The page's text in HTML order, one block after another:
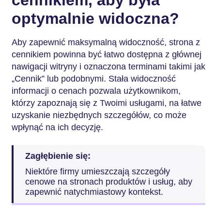
optymalnie widoczna?
Aby zapewnić maksymalną widoczność, strona z
cennikiem powinna być łatwo dostępna z głównej
nawigacji witryny i oznaczona terminami takimi jak
„Cennik” lub podobnymi. Stała widoczność
informacji o cenach pozwala użytkownikom,
którzy zapoznają się z Twoimi usługami, na łatwe
uzyskanie niezbędnych szczegółów, co może
wpłynąć na ich decyzję.
Zagłębienie się:
Niektóre firmy umieszczają szczegóły
cenowe na stronach produktów i usług, aby
zapewnić natychmiastowy kontekst.